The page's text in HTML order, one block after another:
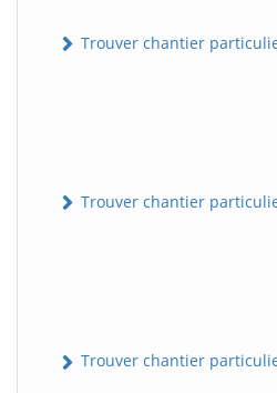
Trouver chantier
Trouver chantier
Trouver chantier